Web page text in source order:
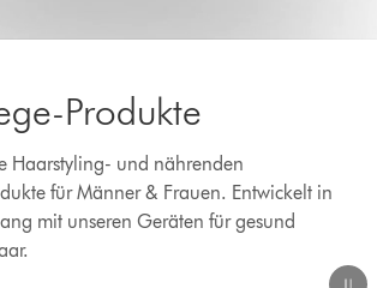
Produkte
Haarstyling- und nährenden
für Männer & Frauen. Entwickelt in
mit unseren Geräten für gesund